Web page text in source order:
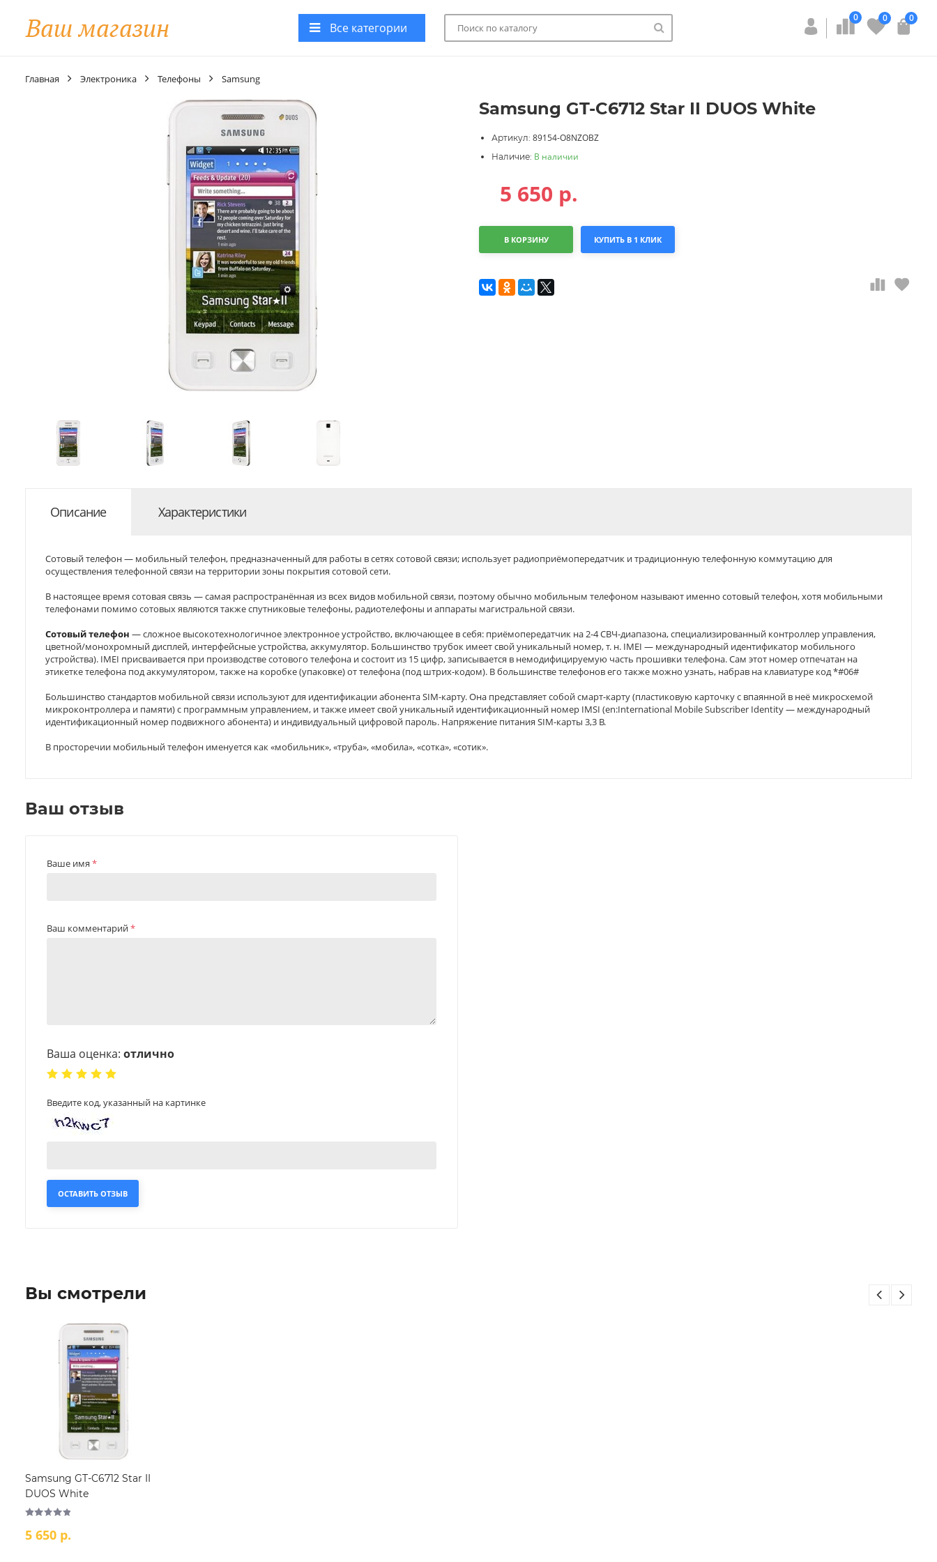
Все категории
0 0 0
Главная Электроника Телефоны Samsung
Samsung GT-C6712 Star II DUOS White
Артикул: 89154-O8NZOBZ
Наличие: В наличии
5 650 р.
В КОРЗИНУ КУПИТЬ В 1 КЛИК
Описание Характеристики
Сотовый телефон — мобильный телефон, предназначенный для работы в сетях сотовой связи; использует радиоприёмопередатчик и традиционную телефонную коммутацию для
осуществления телефонной связи на территории зоны покрытия сотовой сети.
В настоящее время сотовая связь — самая распространённая из всех видов мобильной связи, поэтому обычно мобильным телефоном называют именно сотовый телефон, хотя мобильными
телефонами помимо сотовых являются также спутниковые телефоны, радиотелефоны и аппараты магистральной связи.
Сотовый телефон — сложное высокотехнологичное электронное устройство, включающее в себя: приёмопередатчик на 2-4 СВЧ-диапазона, специализированный контроллер управления,
цветной/монохромный дисплей, интерфейсные устройства, аккумулятор. Большинство трубок имеет свой уникальный номер, т. н. IMEI — международный идентификатор мобильного
устройства). IMEI присваивается при производстве сотового телефона и состоит из 15 цифр, записывается в немодифицируемую часть прошивки телефона. Сам этот номер отпечатан на
этикетке телефона под аккумулятором, также на коробке (упаковке) от телефона (под штрих-кодом). В большинстве телефонов его также можно узнать, набрав на клавиатуре код *#06#
Большинство стандартов мобильной связи используют для идентификации абонента SIM-карту. Она представляет собой смарт-карту (пластиковую карточку с впаянной в неё микросхемой
микроконтроллера и памяти) с программным управлением, и также имеет свой уникальный идентификационный номер IMSI (en:International Mobile Subscriber Identity — международный
идентификационный номер подвижного абонента) и индивидуальный цифровой пароль. Напряжение питания SIM-карты 3,3 В.
В просторечии мобильный телефон именуется как «мобильник», «труба», «мобила», «сотка», «сотик».
Ваш отзыв
Ваше имя *
Ваш комментарий*
Ваша оценка: отлично
Введите код, указанный на картинке
ОСТАВИТЬ ОТЗЫВ
Вы смотрели
Samsung GT-C6712 Star II
DUOS White
5 650 р.